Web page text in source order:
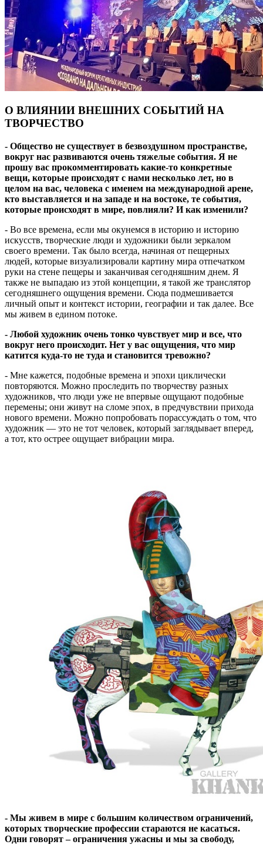
О ВЛИЯНИИ ВНЕШНИХ СОБЫТИЙ НА
ТВОРЧЕСТВО
- Общество не существует в безвоздушном пространстве,
вокруг нас развиваются очень тяжелые события. Я не
прошу вас прокомментировать какие-то конкретные
вещи, которые происходят с нами несколько лет, но в
целом на вас, человека с именем на международной арене,
кто выставляется и на западе и на востоке, те события,
которые происходят в мире, повлияли? И как изменили?
- Во все времена, если мы окунемся в историю и историю
искусств, творческие люди и художники были зеркалом
своего времени. Так было всегда, начиная от пещерных
людей, которые визуализировали картину мира отпечатком
руки на стене пещеры и заканчивая сегодняшним днем. Я
также не выпадаю из этой концепции, я такой же транслятор
сегодняшнего ощущения времени. Сюда подмешивается
личный опыт и контекст истории, географии и так далее. Все
мы живем в едином потоке.
- Любой художник очень тонко чувствует мир и все, что
вокруг него происходит. Нет у вас ощущения, что мир
катится куда-то не туда и становится тревожно?
- Мне кажется, подобные времена и эпохи циклически
повторяются. Можно проследить по творчеству разных
художников, что люди уже не впервые ощущают подобные
перемены; они живут на сломе эпох, в предчувствии прихода
нового времени. Можно попробовать порассуждать о том, что
художник — это не тот человек, который заглядывает вперед,
а тот, кто острее ощущает вибрации мира.
- Мы живем в мире с большим количеством ограничений,
которых творческие профессии стараются не касаться.
Одни говорят – ограничения ужасны и мы за свободу,